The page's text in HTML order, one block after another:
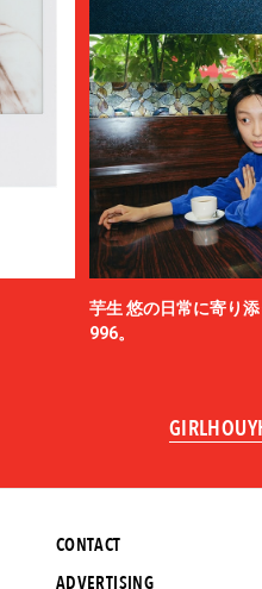
芋生 悠の日常に寄り
996。
CONTACT
ADVERTISING